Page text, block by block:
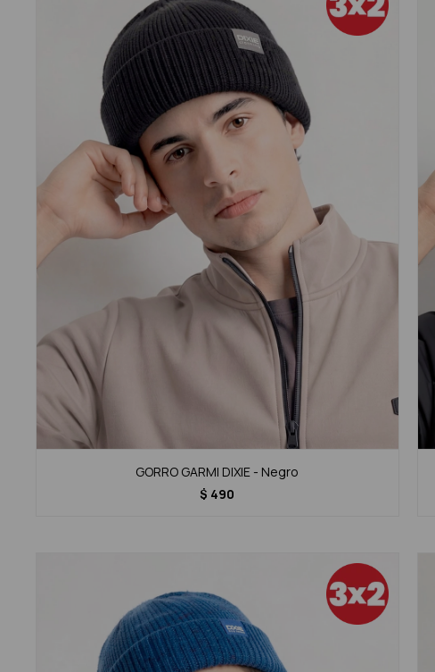
GORRO GARMI DIXIE - Negro
$ 490